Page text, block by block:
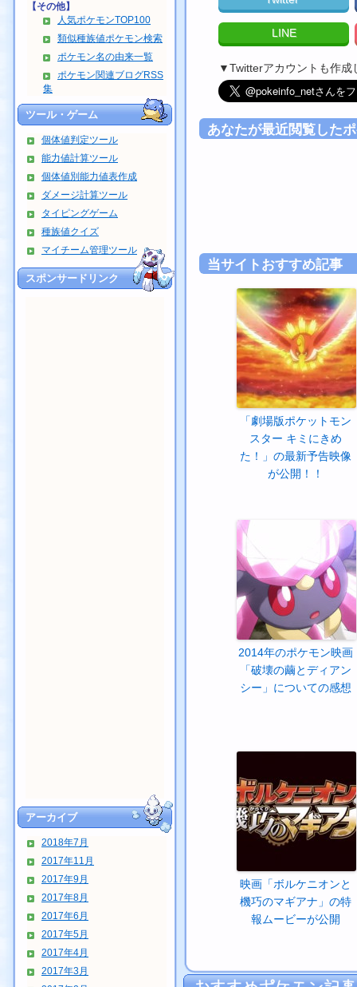
【その他】
人気ポケモンTOP100
類似種族値ポケモン検索
ポケモン名の由来一覧
ポケモン関連ブログRSS
集
ツール・ゲーム
個体値判定ツール
能力値計算ツール
個体値別能力値表作成
ダメージ計算ツール
タイピングゲーム
種族値クイズ
マイチーム管理ツール
スポンサードリンク
アーカイブ
2018年7月
2017年11月
2017年9月
2017年8月
2017年6月
2017年5月
2017年4月
2017年3月
LINE
▼Twitterアカウントも作成
あなたが最近閲覧した
当サイトおすすめ記事
「劇場版ポケットモン
スター キミにきめ
た！」の最新予告映像
が公開！！
2014年のポケモン映画
「破壊の繭とディアン
シー」についての感想
映画「ボルケニオンと
機巧のマギアナ」の特
報ムービーが公開